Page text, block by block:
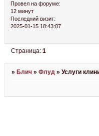
Провел на форуме:
12 минут
Последний визит:
2025-01-15 18:43:07
Страница: 1
» Блич » Флуд » Услуги